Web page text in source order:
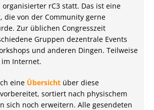
rC3 statt. Das ist eine
die von der Community gerne
Zur üblichen Congresszeit
Gruppen dezentrale Events
und anderen Dingen. Teilweise
Internet.
eine Übersicht über diese
sortiert nach physischem
sich noch erweitern. Alle gesendeten